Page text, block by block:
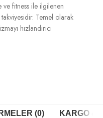
fitness ile ilgilenen
Temel olarak
hızlandırıcı
(0) KARGO &